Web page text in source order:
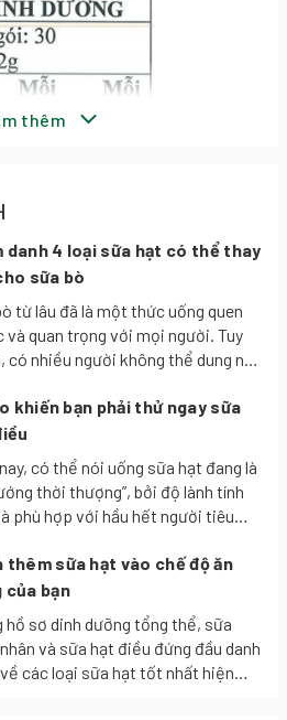
khuấy đều và thưởng thức
mát. Tránh nơi có nhiệt độ và
trực tiếp.
từ NSX
thêm
danh 4 loại sữa hạt có thể thay
sữa bò
từ lâu đã là một thức uống quen
và quan trọng với mọi người. Tuy
có nhiều người không thể dung nạp
thích. Nếu bạn là một trong những
đang tìm kiếm giải pháp này, thì
mắn khi có đến 4 loại sữa hạt có
thế cho sữa bò.
khiến bạn phải thử ngay sữa
có thể nói uống sữa hạt đang là
thời thượng”, bởi độ lành tính
phù hợp với hầu hết người tiêu
Sữa hạt điều hay sữa điều là
những loại sữa thực vật đầy
dưỡng với các tác dụng hữu ích cho
con người.
thêm sữa hạt vào chế độ ăn
của bạn
hồ sơ dinh dưỡng tổng thể, sữa
và sữa hạt điều đứng đầu danh
các loại sữa hạt tốt nhất hiện